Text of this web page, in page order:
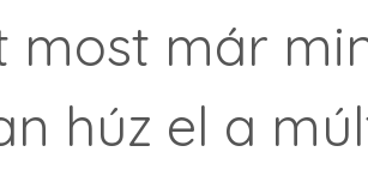
most már
húz el a